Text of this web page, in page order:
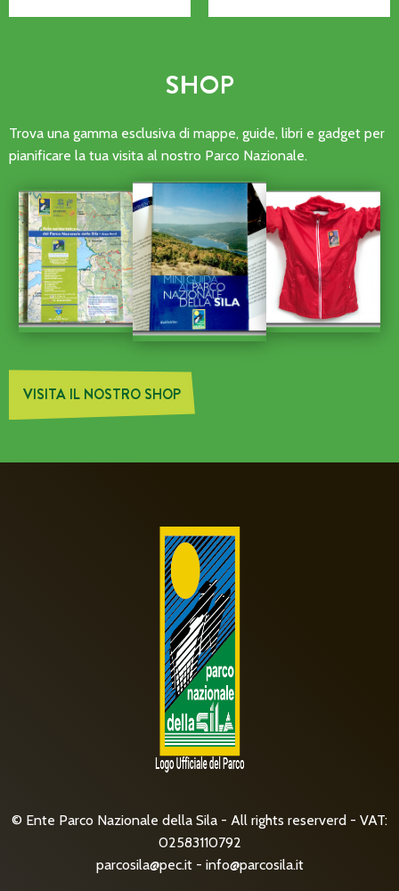
SHOP
Trova una gamma esclusiva di mappe, guide, libri e gadget per
pianificare la tua visita al nostro Parco Nazionale.
VISITA IL NOSTRO SHOP
© Ente Parco Nazionale della Sila - All rights reserverd - VAT:
02583110792
parcosila@pec.it- info@parcosila.it